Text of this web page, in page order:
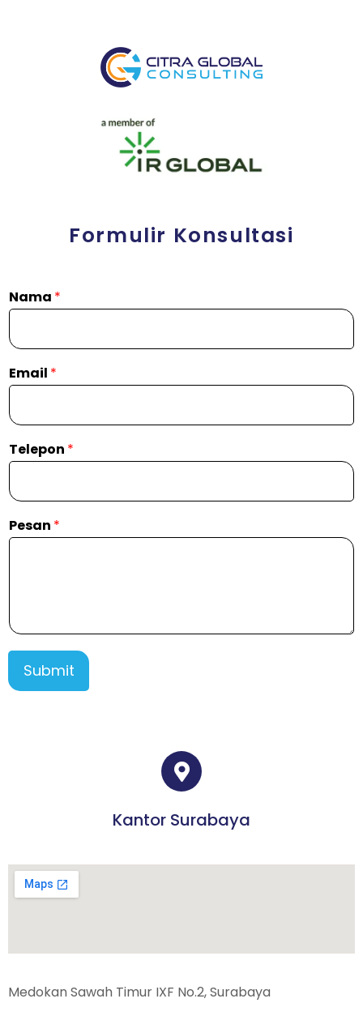
Formulir Konsultasi
Nama *
Email *
Telepon *
Pesan *
Submit
Kantor Surabaya
Medokan Sawah Timur IXF No.2, Surabaya